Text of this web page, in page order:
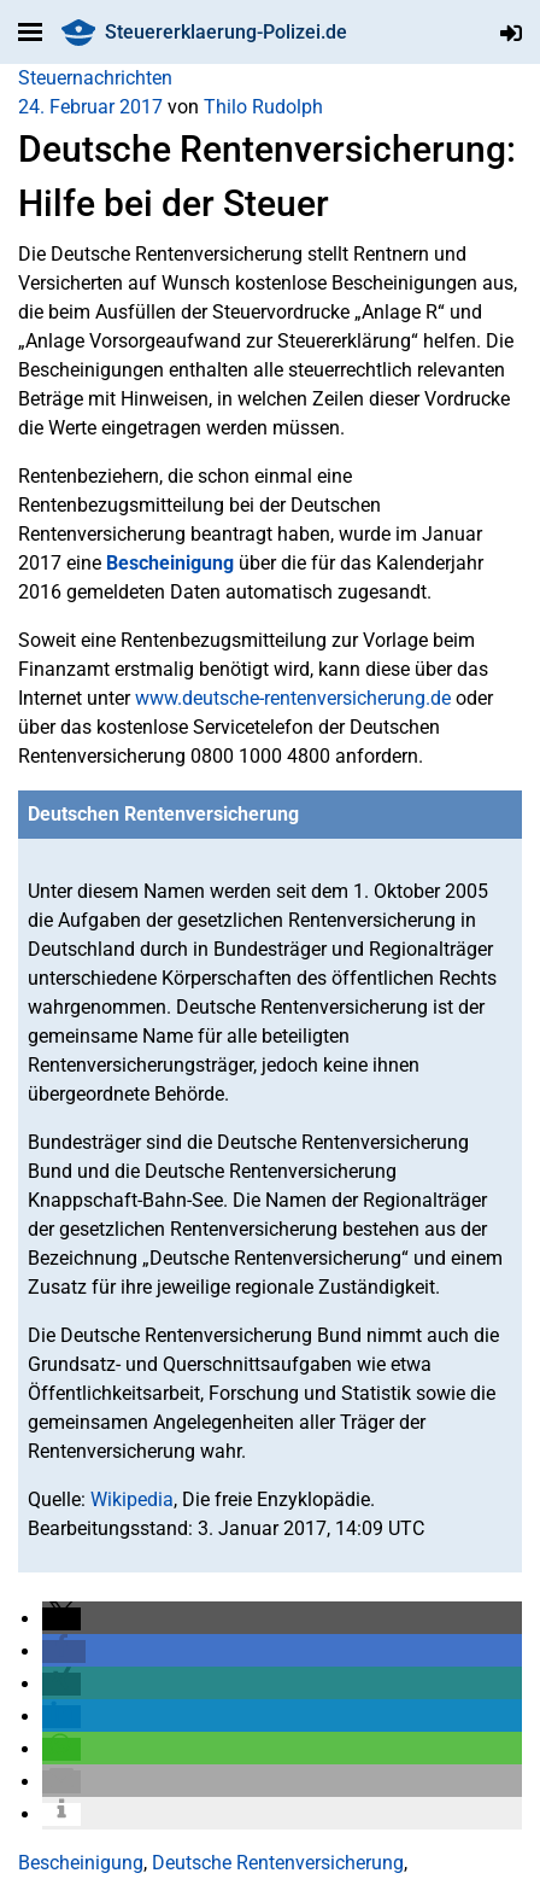
Steuererklaerung-Polizei.de
Steuernachrichten
24. Februar 2017 von Thilo Rudolph
Deutsche Rentenversicherung:
Hilfe bei der Steuer
Die Deutsche Rentenversicherung stellt Rentnern und
Versicherten auf Wunsch kostenlose Bescheinigungen aus,
die beim Ausfüllen der Steuervordrucke „Anlage R“ und
„Anlage Vorsorgeaufwand zur Steuererklärung“ helfen. Die
Bescheinigungen enthalten alle steuerrechtlich relevanten
Beträge mit Hinweisen, in welchen Zeilen dieser Vordrucke
die Werte eingetragen werden müssen.
Rentenbeziehern, die schon einmal eine
Rentenbezugsmitteilung bei der Deutschen
Rentenversicherung beantragt haben, wurde im Januar
2017 eine Bescheinigung über die für das Kalenderjahr
2016 gemeldeten Daten automatisch zugesandt.
Soweit eine Rentenbezugsmitteilung zur Vorlage beim
Finanzamt erstmalig benötigt wird, kann diese über das
Internet unterwww.deutsche-rentenversicherung.de oder
über das kostenlose Servicetelefon der Deutschen
Rentenversicherung 0800 1000 4800 anfordern.
Deutschen Rentenversicherung
Unter diesem Namen werden seit dem 1. Oktober 2005
die Aufgaben der gesetzlichen Rentenversicherung in
Deutschland durch in Bundesträger und Regionalträger
unterschiedene Körperschaften des öffentlichen Rechts
wahrgenommen. Deutsche Rentenversicherung ist der
gemeinsame Name für alle beteiligten
Rentenversicherungsträger, jedoch keine ihnen
übergeordnete Behörde.
Bundesträger sind die Deutsche Rentenversicherung
Bund und die Deutsche Rentenversicherung
Knappschaft-Bahn-See. Die Namen der Regionalträger
der gesetzlichen Rentenversicherung bestehen aus der
Bezeichnung „Deutsche Rentenversicherung“ und einem
Zusatz für ihre jeweilige regionale Zuständigkeit.
Die Deutsche Rentenversicherung Bund nimmt auch die
Grundsatz- und Querschnittsaufgaben wie etwa
Öffentlichkeitsarbeit, Forschung und Statistik sowie die
gemeinsamen Angelegenheiten aller Träger der
Rentenversicherung wahr.
Quelle: Wikipedia, Die freie Enzyklopädie.
Bearbeitungsstand: 3. Januar 2017, 14:09 UTC
Bescheinigung, Deutsche Rentenversicherung,